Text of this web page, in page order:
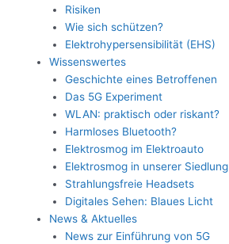
Risiken
Wie sich schützen?
Elektrohypersensibilität (EHS)
Wissenswertes
Geschichte eines Betroffenen
Das 5G Experiment
WLAN: praktisch oder riskant?
Harmloses Bluetooth?
Elektrosmog im Elektroauto
Elektrosmog in unserer Siedlung
Strahlungsfreie Headsets
Digitales Sehen: Blaues Licht
News & Aktuelles
News zur Einführung von 5G